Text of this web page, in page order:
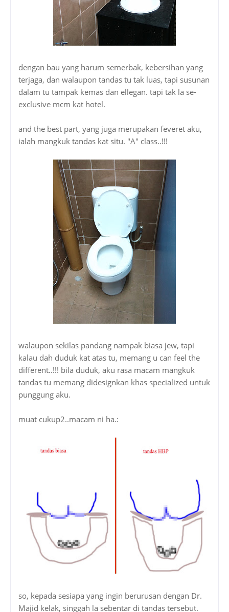
dengan bau yang harum semerbak, kebersihan yang
terjaga, dan walaupon tandas tu tak luas, tapi susunan
dalam tu tampak kemas dan ellegan. tapi tak la se-
exclusive mcm kat hotel.
and the best part, yang juga merupakan feveret aku,
ialah mangkuk tandas kat situ. "A" class..!!!
walaupon sekilas pandang nampak biasa jew, tapi
kalau dah duduk kat atas tu, memang u can feel the
different..!!! bila duduk, aku rasa macam mangkuk
tandas tu memang didesignkan khas specialized untuk
punggung aku.
muat cukup2..macam ni ha.:
so, kepada sesiapa yang ingin berurusan dengan Dr.
Majid kelak, singgah la sebentar di tandas tersebut.